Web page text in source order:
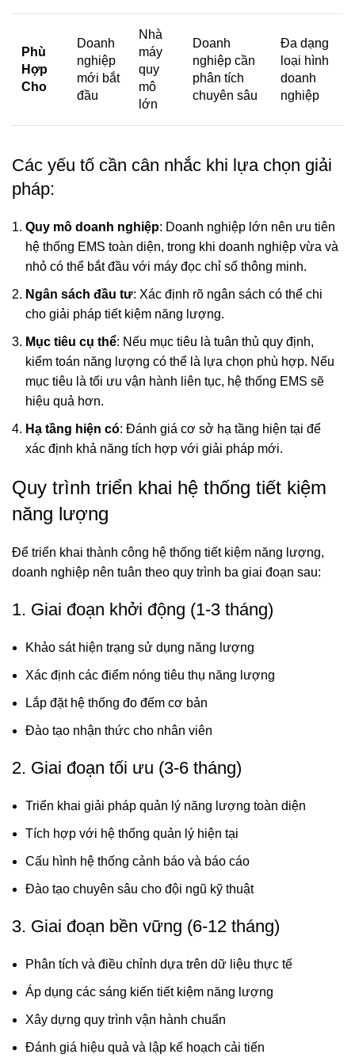
Phù
Hợp
Cho
Doanh
nghiệp
mới bắt
đầu
Nhà
máy
quy
mô
lớn
Doanh
nghiệp cần
phân tích
chuyên sâu
Đa dạng
loại hình
doanh
nghiệp
Các yếu tố cần cân nhắc khi lựa chọn giải
pháp:
Quy mô doanh nghiệp: Doanh nghiệp lớn nên ưu tiên
hệ thống EMS toàn diện, trong khi doanh nghiệp vừa và
nhỏ có thể bắt đầu với máy đọc chỉ số thông minh.
Ngân sách đầu tư: Xác định rõ ngân sách có thể chi
cho giải pháp tiết kiệm năng lượng.
Mục tiêu cụ thể: Nếu mục tiêu là tuân thủ quy định,
kiểm toán năng lượng có thể là lựa chọn phù hợp. Nếu
mục tiêu là tối ưu vận hành liên tục, hệ thống EMS sẽ
hiệu quả hơn.
Hạ tầng hiện có: Đánh giá cơ sở hạ tầng hiện tại để
xác định khả năng tích hợp với giải pháp mới.
Quy trình triển khai hệ thống tiết kiệm
năng lượng
Để triển khai thành công hệ thống tiết kiệm năng lượng,
doanh nghiệp nên tuân theo quy trình ba giai đoạn sau:
1. Giai đoạn khởi động (1-3 tháng)
Khảo sát hiện trạng sử dụng năng lượng
Xác định các điểm nóng tiêu thụ năng lượng
Lắp đặt hệ thống đo đếm cơ bản
Đào tạo nhận thức cho nhân viên
2. Giai đoạn tối ưu (3-6 tháng)
Triển khai giải pháp quản lý năng lượng toàn diện
Tích hợp với hệ thống quản lý hiện tại
Cấu hình hệ thống cảnh báo và báo cáo
Đào tạo chuyên sâu cho đội ngũ kỹ thuật
3. Giai đoạn bền vững (6-12 tháng)
Phân tích và điều chỉnh dựa trên dữ liệu thực tế
Áp dụng các sáng kiến tiết kiệm năng lượng
Xây dựng quy trình vận hành chuẩn
Đánh giá hiệu quả và lập kế hoạch cải tiến